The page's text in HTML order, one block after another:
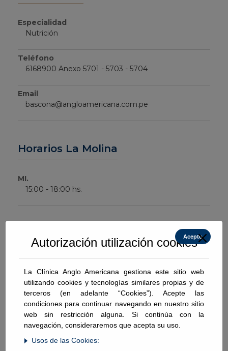
Especialidad
Nutrición
Teléfono
6168900 Anexo 5701 - 5703 - 5704
Email
bascona@angloamericana.com.pe
Horarios La Molina
MI.
15:00 - 18:00 hs.
CV
CNP:04549
Pregrado:
Facultad de Nutrición Universidad Femenina
del Sagrado Corazón - 2011
Posgrado:
Autorización utilización cookies
La Clínica Anglo Americana gestiona este sitio web
utilizando cookies y tecnologías similares propias y de
terceros (en adelante “Cookies”). Acepte las
condiciones para continuar navegando en nuestro sitio
web sin restricción alguna. Si continúa con la
navegación, consideraremos que acepta su uso.
Usos de las Cookies:
Acepto